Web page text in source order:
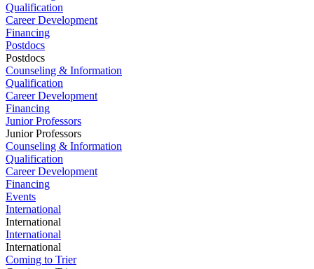
Qualification
Career Development
Financing
Postdocs
Postdocs
Counseling & Information
Qualification
Career Development
Financing
Junior Professors
Junior Professors
Counseling & Information
Qualification
Career Development
Financing
Events
International
International
International
International
Coming to Trier